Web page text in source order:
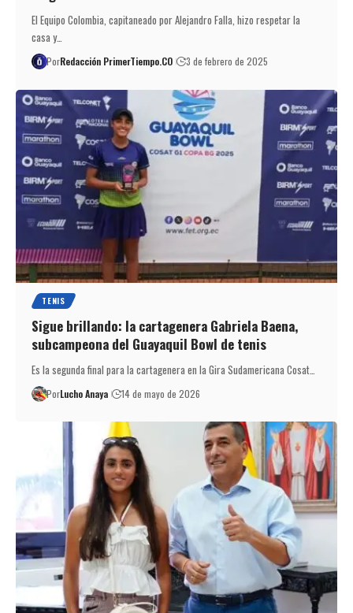
El Equipo Colombia, capitaneado por Alejandro Falla, hizo respetar la
casa y…
PorRedacción PrimerTiempo.CO 3 de febrero de 2025
TENIS
Sigue brillando: la cartagenera Gabriela Baena,
subcampeona del Guayaquil Bowl de tenis
Es la segunda final para la cartagenera en la Gira Sudamericana Cosat…
PorLucho Anaya 14 de mayo de 2026